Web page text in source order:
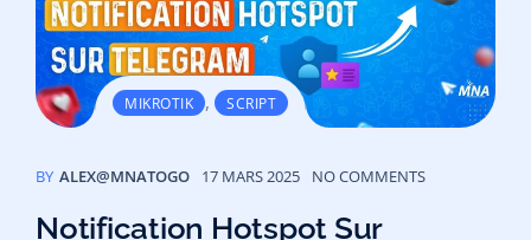
MIKROTIK , SCRIPT
BY ALEX@MNATOGO 17 MARS 2025 NO COMMENTS
Notification Hotspot Sur